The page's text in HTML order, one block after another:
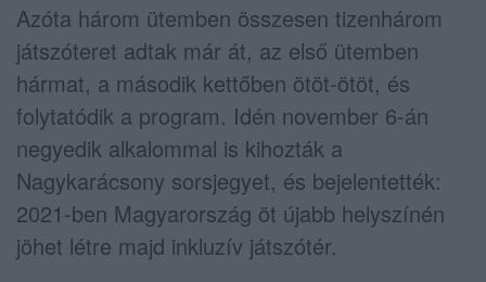
Azóta három ütemben összesen tizenhárom
játszóteret adtak már át, az első ütemben
hármat, a második kettőben ötöt-ötöt, és
folytatódik a program. Idén november 6-án
negyedik alkalommal is kihozták a
Nagykarácsony sorsjegyet, és bejelentették:
2021-ben Magyarország öt újabb helyszínén
jöhet létre majd inkluzív játszótér.